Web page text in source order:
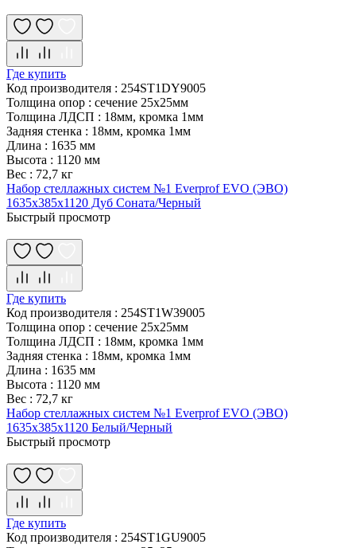
Где купить
Код производителя : 254ST1DY9005
Толщина опор : сечение 25х25мм
Толщина ЛДСП : 18мм, кромка 1мм
Задняя стенка : 18мм, кромка 1мм
Длина : 1635 мм
Высота : 1120 мм
Вес : 72,7 кг
Набор стеллажных систем №1 Everprof EVO (ЭВО)
1635x385x1120 Дуб Соната/Черный
Быстрый просмотр
Где купить
Код производителя : 254ST1W39005
Толщина опор : сечение 25х25мм
Толщина ЛДСП : 18мм, кромка 1мм
Задняя стенка : 18мм, кромка 1мм
Длина : 1635 мм
Высота : 1120 мм
Вес : 72,7 кг
Набор стеллажных систем №1 Everprof EVO (ЭВО)
1635x385x1120 Белый/Черный
Быстрый просмотр
Где купить
Код производителя : 254ST1GU9005